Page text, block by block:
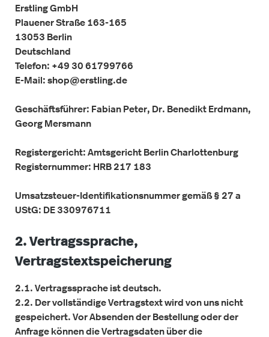
Erstling GmbH
Plauener Straße 163-165
13053 Berlin
Deutschland
Telefon: +49 30 61799766
E-Mail: shop@erstling.de
Geschäftsführer: Fabian Peter, Dr. Benedikt Erdmann,
Georg Mersmann
Registergericht: Amtsgericht Berlin Charlottenburg
Registernummer: HRB 217 183
Umsatzsteuer-Identifikationsnummer gemäß § 27 a
UStG: DE 330976711
2. Vertragssprache,
Vertragstextspeicherung
2.1. Vertragssprache ist deutsch.
2.2. Der vollständige Vertragstext wird von uns nicht
gespeichert. Vor Absenden der Bestellung oder der
Anfrage können die Vertragsdaten über die